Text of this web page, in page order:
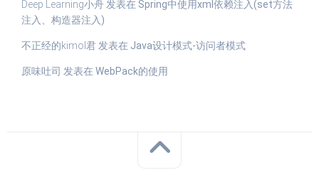
Deep Learning小舟 发表在 Spring中使用xml依赖注入(set方法
注入、构造器注入)
不正经的kimol君 发表在 Java设计模式-访问者模式
原味吐司 发表在 WebPack的使用